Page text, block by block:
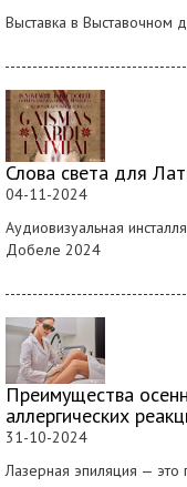
Выставка в Выставочном
Слова света для
04-11-2024
Аудиовизуальная
Добеле 2024
Преимущества
аллергических
31-10-2024
Лазерная эпиляция —